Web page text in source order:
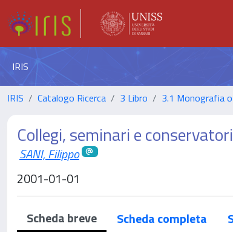
IRIS
IRIS Catalogo Ricerca 3 Libro 3.1 Monografia
Collegi, seminari e
SANI, Filippo
2001-01-01
Scheda breve Scheda completa